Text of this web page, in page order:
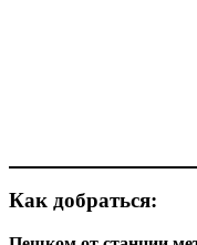
Как добраться: